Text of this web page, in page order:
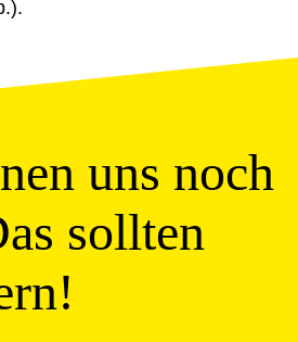
uns noch
sollten